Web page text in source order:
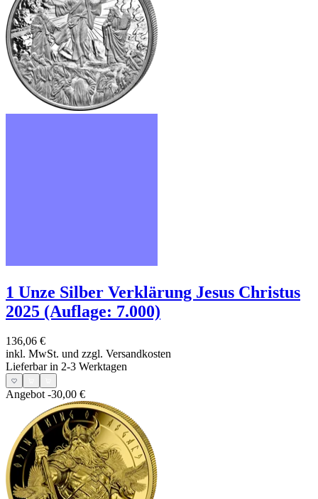
1 Unze Silber Verklärung Jesus Christus
2025 (Auflage: 7.000)
136,06 €
inkl. MwSt. und zzgl. Versandkosten
Lieferbar in 2-3 Werktagen
Angebot-30,00 €